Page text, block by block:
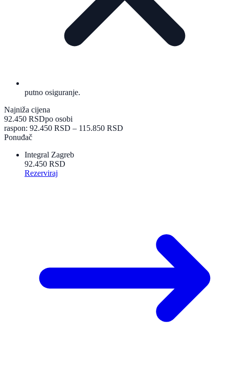
putno osiguranje.
Najniža cijena
92.450 RSDpo osobi
raspon: 92.450 RSD – 115.850 RSD
Ponuđač
Integral Zagreb
92.450 RSD
Rezerviraj